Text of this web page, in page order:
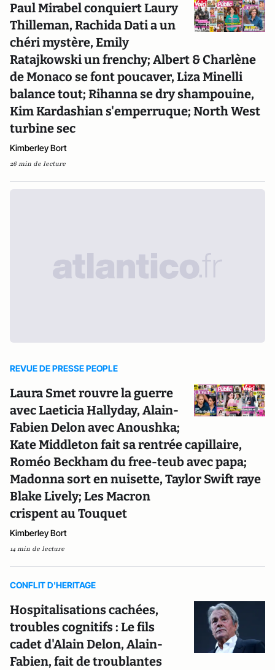
Paul Mirabel conquiert Laury
Thilleman, Rachida Dati a un
chéri mystère, Emily
Ratajkowski un frenchy; Albert & Charlène
de Monaco se font poucaver, Liza Minelli
balance tout; Rihanna se dry shampouine,
Kim Kardashian s'emperruque; North West
turbine sec
Kimberley Bort
26 min de lecture
REVUE DE PRESSE PEOPLE
Laura Smet rouvre la guerre
avec Laeticia Hallyday, Alain-
Fabien Delon avec Anoushka;
Kate Middleton fait sa rentrée capillaire,
Roméo Beckham du free-teub avec papa;
Madonna sort en nuisette, Taylor Swift raye
Blake Lively; Les Macron
crispent au Touquet
Kimberley Bort
14 min de lecture
CONFLIT D'HERITAGE
Hospitalisations cachées,
troubles cognitifs : Le fils
cadet d'Alain Delon, Alain-
Fabien, fait de troublantes